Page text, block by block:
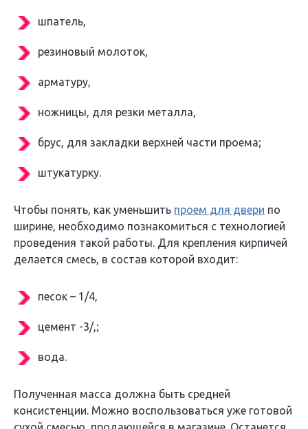
шпатель,
резиновый молоток,
арматуру,
ножницы, для резки металла,
брус, для закладки верхней части проема;
штукатурку.
Чтобы понять, как уменьшить проем для двери по
ширине, необходимо познакомиться с технологией
проведения такой работы. Для крепления кирпичей
делается смесь, в состав которой входит:
песок – 1/4,
цемент -3/,;
вода.
Полученная масса должна быть средней
консистенции. Можно воспользоваться уже готовой